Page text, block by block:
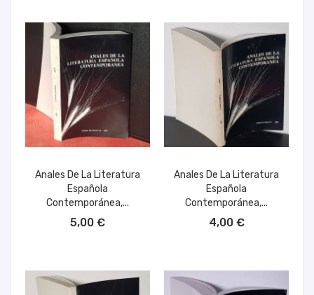
Anales De La Literatura
Española
Contemporánea,...
5,00 €
Anales De La Literatura
Española
Contemporánea,...
4,00 €